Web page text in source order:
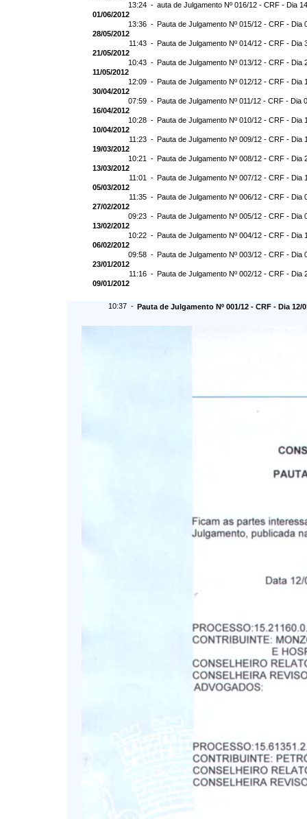
13:24 - auta de Julgamento Nº 016/12 - CRF - Dia
01/06/2012
13:36 - Pauta de Julgamento Nº 015/12 - CRF - Dia
28/05/2012
11:43 - Pauta de Julgamento Nº 014/12 - CRF - Dia
21/05/2012
10:43 - Pauta de Julgamento Nº 013/12 - CRF - Dia
11/05/2012
12:09 - Pauta de Julgamento Nº 012/12 - CRF - Dia
30/04/2012
07:59 - Pauta de Julgamento Nº 011/12 - CRF - Dia
16/04/2012
10:28 - Pauta de Julgamento Nº 010/12 - CRF - Dia
10/04/2012
11:23 - Pauta de Julgamento Nº 009/12 - CRF - Dia
19/03/2012
10:21 - Pauta de Julgamento Nº 008/12 - CRF - Dia
13/03/2012
11:01 - Pauta de Julgamento Nº 007/12 - CRF - Dia
05/03/2012
11:35 - Pauta de Julgamento Nº 006/12 - CRF - Dia
27/02/2012
09:23 - Pauta de Julgamento Nº 005/12 - CRF - Dia
13/02/2012
10:22 - Pauta de Julgamento Nº 004/12 - CRF - Dia
06/02/2012
09:58 - Pauta de Julgamento Nº 003/12 - CRF - Dia
23/01/2012
11:16 - Pauta de Julgamento Nº 002/12 - CRF - Dia
09/01/2012
10:37 - Pauta de Julgamento Nº 001/12 - CRF - Dia 12/